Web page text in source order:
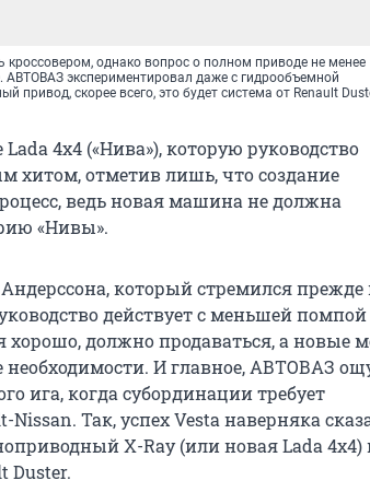
кроссовером, однако вопрос о полном приводе не менее
экспериментировал даже с гидрообъемной
привод, скорее всего, это будет система от Renault
4x4 («Нива»), которую руководство
хитом, отметив лишь, что создание
ведь новая машина не должна
«Нивы».
который стремился прежде
действует с меньшей
хорошо, должно продаваться, а новые
И главное, АВТОВАЗ
ига, когда субординации требует
Так, успех Vesta наверняка
X-Ray (или новая Lada 4x4)
Duster.